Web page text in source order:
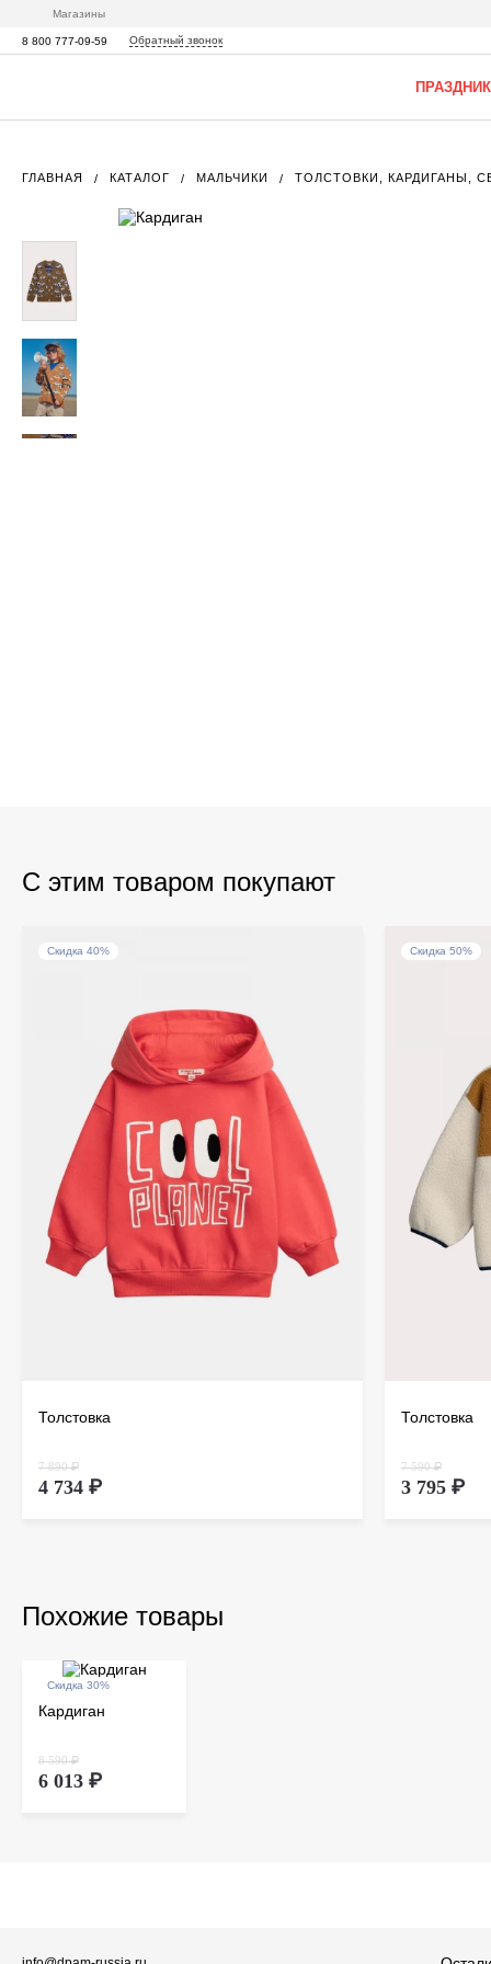
Магазины
8 800 777-09-59 Обратный звонок
ГЛАВНАЯ КАТАЛОГ МАЛЬЧИКИ ТОЛСТОВКИ, КАРДИГАНЫ,
С этим товаром покупают
Скидка 40%
Толстовка
7 890 ₽
4 734 ₽
Скидка 50%
Толстовка
7 590 ₽
3 795 ₽
Похожие товары
Скидка 30%
Кардиган
8 590 ₽
6 013 ₽